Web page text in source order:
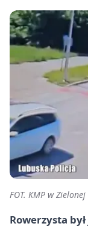
FOT. KMP w Zielonej
Rowerzysta